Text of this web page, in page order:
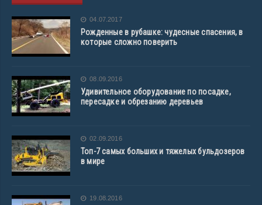
04.07.2017
Рожденные в рубашке: чудесные спасения, в
которые сложно поверить
08.09.2016
Удивительное оборудование по посадке,
пересадке и обрезанию деревьев
02.09.2016
Топ-7 самых больших и тяжелых бульдозеров
в мире
19.08.2016